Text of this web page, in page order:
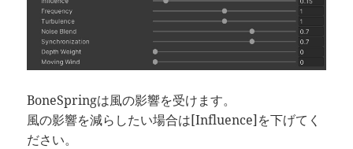
BoneSpringは風の影響を受けます。
風の影響を減らしたい場合は[Influence]を下げてく
ださい。